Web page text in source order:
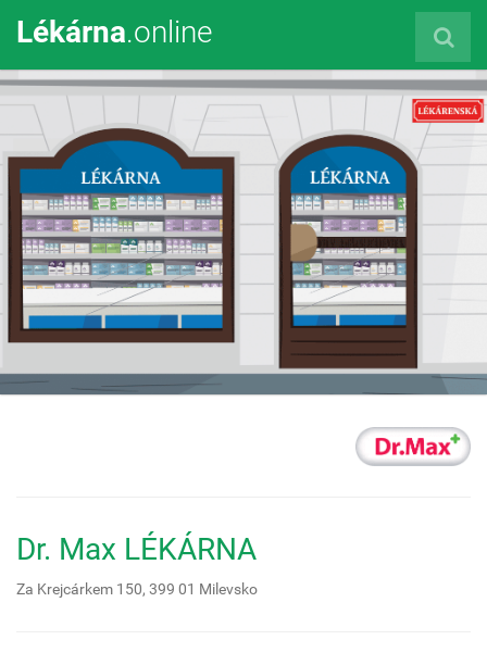
Lékárna.online
Dr. Max LÉKÁRNA
Za Krejcárkem 150, 399 01 Milevsko